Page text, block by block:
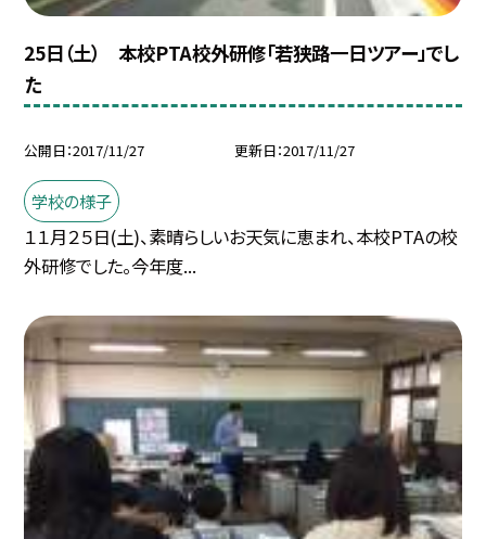
25日（土） 本校PTA校外研修「若狭路一日ツアー」でし
た
公開日 2017/11/27 更新日 2017/11/27
学校の様子
１１月２５日(土)、素晴らしいお天気に恵まれ、本校PTAの校
外研修でした。今年度...